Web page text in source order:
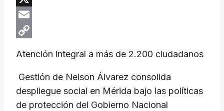
X
Email
Atención integral a más de 2.200 ciudadanos
​ Gestión de Nelson Álvarez consolida
despliegue social en Mérida bajo las políticas
de protección del Gobierno Nacional